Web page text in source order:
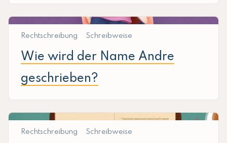
Rechtschreibung Schreibweise
Wie wird der Name Andre
geschrieben?
Rechtschreibung Schreibweise